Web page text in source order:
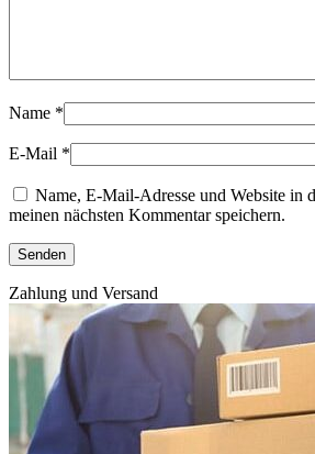
Name *
E-Mail *
Name, E-Mail-Adresse und Website in
meinen nächsten Kommentar speichern.
Zahlung und Versand